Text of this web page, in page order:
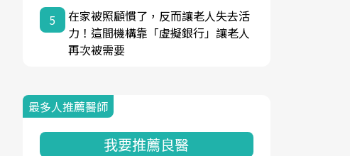
5
在家被照顧慣了，反而讓老人失去活
力！這間機構靠「虛擬銀行」讓老人
再次被需要
最多人推薦醫師
我要推薦良醫